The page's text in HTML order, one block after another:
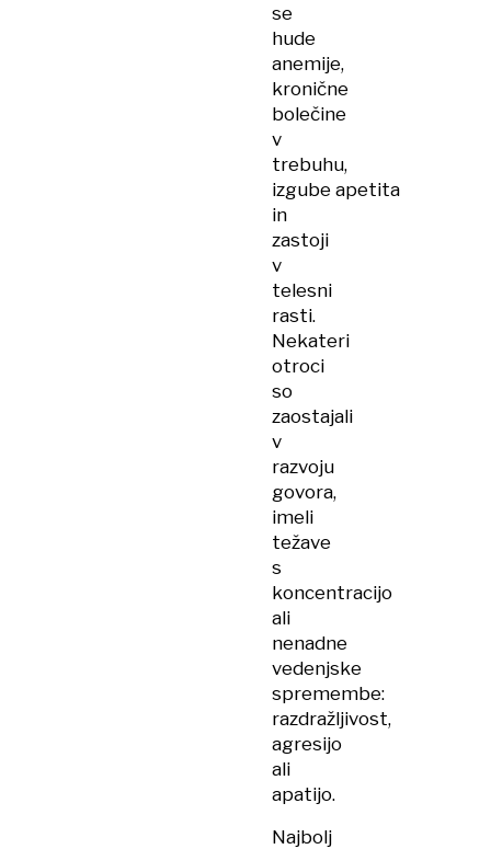
se
hude
anemije,
kronične
bolečine
v
trebuhu,
izgube apetita
in
zastoji
v
telesni
rasti.
Nekateri
otroci
so
zaostajali
v
razvoju
govora,
imeli
težave
s
koncentracijo
ali
nenadne
vedenjske
spremembe:
razdražljivost,
agresijo
ali
apatijo.
Najbolj